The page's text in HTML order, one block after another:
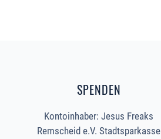
SPENDEN
Kontoinhaber: Jesus Freaks
Remscheid e.V. Stadtsparkasse